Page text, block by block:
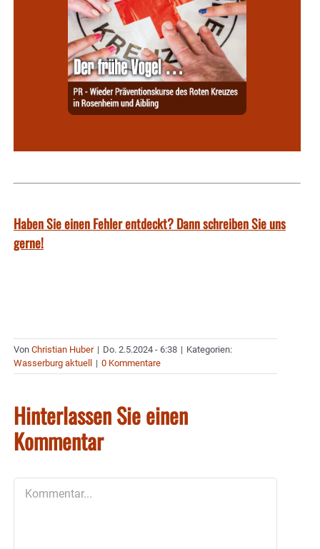
Haben Sie einen Fehler entdeckt? Dann schreiben Sie uns
gerne!
Von Christian Huber | Do. 2.5.2024 - 6:38 | Kategorien:
Wasserburg aktuell | 0 Kommentare
Hinterlassen Sie einen
Kommentar